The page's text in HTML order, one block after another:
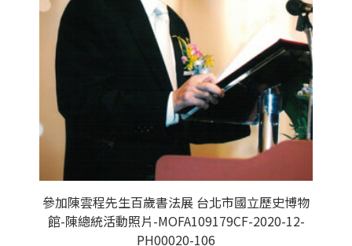
參加陳雲程先生百歲書法展 台北市國立歷史博物
館-陳總統活動照片-MOFA109179CF-2020-12-
PH00020-106